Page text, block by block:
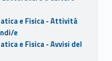
e Fisica - Attività
e
e Fisica - Avvisi del